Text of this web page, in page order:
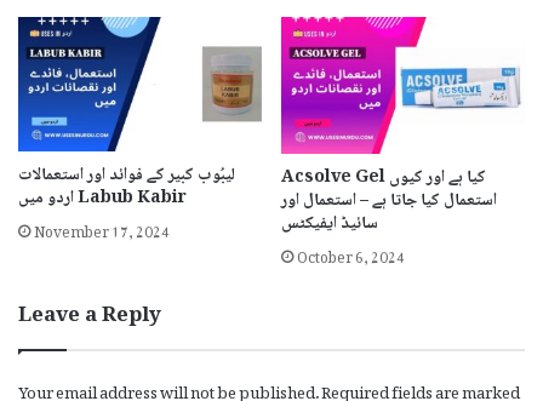
لیبُوب کبیر کے فوائد اور استعمالات
اردو میں Labub Kabir
November 17, 2024
Acsolve Gel کیا ہے اور کیوں
استعمال کیا جاتا ہے – استعمال اور
سائیڈ ایفیکٹس
October 6, 2024
Leave a Reply
Your email address will not be published.Required fields are marked